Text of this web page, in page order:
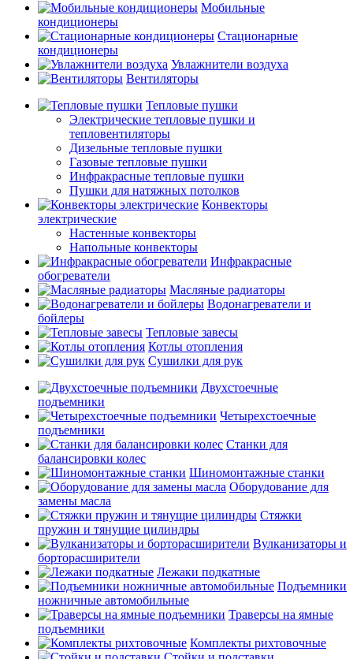
Мобильные
кондиционеры
Стационарные
кондиционеры
Увлажнители воздуха
Вентиляторы
Тепловые пушки
Электрические тепловые пушки и
тепловентиляторы
Дизельные тепловые пушки
Газовые тепловые пушки
Инфракрасные тепловые пушки
Пушки для натяжных потолков
Конвекторы
электрические
Настенные конвекторы
Напольные конвекторы
Инфракрасные
обогреватели
Масляные радиаторы
Водонагреватели и
бойлеры
Тепловые завесы
Котлы отопления
Сушилки для рук
Двухстоечные
подъемники
Четырехстоечные
подъемники
Станки для
балансировки колес
Шиномонтажные станки
Оборудование для
замены масла
Стяжки
пружин и тянущие цилиндры
Вулканизаторы и
борторасширители
Лежаки подкатные
Подъемники
ножничные автомобильные
Траверсы на ямные
подъемники
Комплекты рихтовочные